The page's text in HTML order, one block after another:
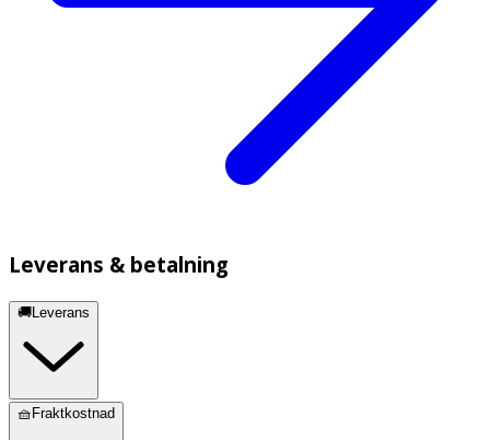
Leverans & betalning
🚚Leverans
🧺Fraktkostnad